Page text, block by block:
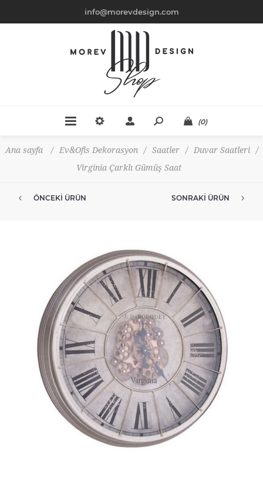
info@morevdesign.com
(0)
Ana sayfa / Ev&Ofis Dekorasyon / Saatler / Duvar Saatleri
/
Virginia Çarklı Gümüş Saat
ÖNCEKI ÜRÜN SONRAKI ÜRÜN